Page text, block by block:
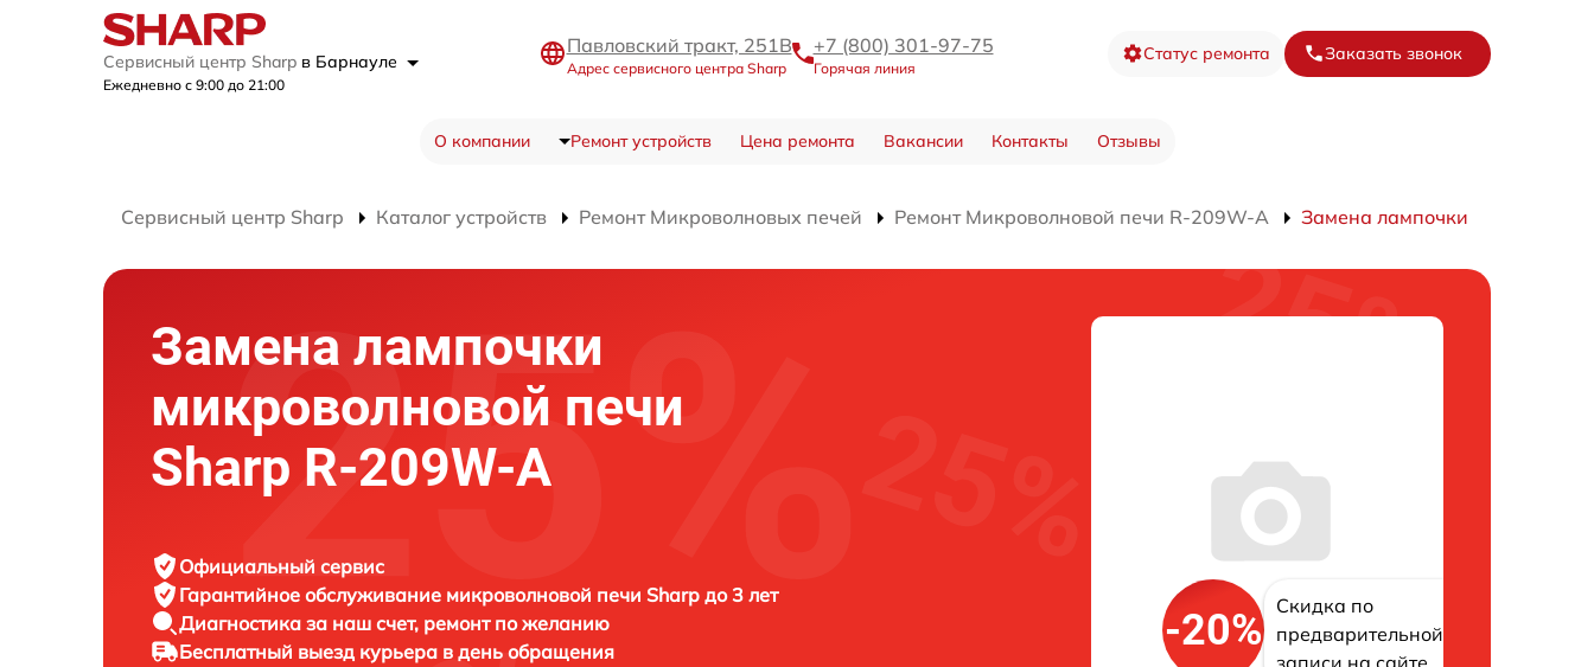
Сервисный центр Sharp в Барнауле
Ежедневно с 9:00 до 21:00
Павловский тракт, 251В
Адрес сервисного центра Sharp
+7 (800) 301-97-75
Горячая линия
Статус ремонта Заказать звонок
О компании Ремонт устройств Цена ремонта Вакансии Контакты Отзывы
Сервисный центр Sharp Каталог устройств Ремонт Микроволновых печей Ремонт Микроволновой печи R-209W-A Замена лампочки
Замена лампочки
микроволновой печи
Sharp R-209W-A
Официальный сервис
Гарантийное обслуживание микроволновой печи Sharp до 3 лет
Диагностика за наш счет, ремонт по желанию
Бесплатный выезд курьера в день обращения
-20%
Скидка по
предварительной